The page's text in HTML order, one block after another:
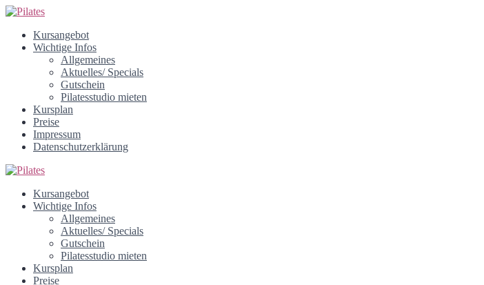
Kursangebot
Wichtige Infos
Allgemeines
Aktuelles/ Specials
Gutschein
Pilatesstudio mieten
Kursplan
Preise
Impressum
Datenschutzerklärung
Kursangebot
Wichtige Infos
Allgemeines
Aktuelles/ Specials
Gutschein
Pilatesstudio mieten
Kursplan
Preise